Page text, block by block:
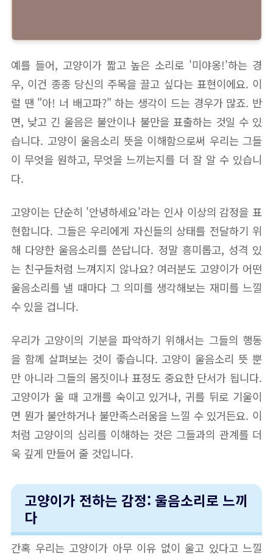
예를 들어, 고양이가 짧고 높은 소리로 '미야옹!'하는 경
우, 이건 종종 당신의 주목을 끌고 싶다는 표현이에요. 이
럴 땐 "아! 너 배고파?" 하는 생각이 드는 경우가 많죠. 반
면, 낮고 긴 울음은 불안이나 불만을 표출하는 것일 수 있
습니다. 고양이 울음소리 뜻을 이해함으로써 우리는 그들
이 무엇을 원하고, 무엇을 느끼는지를 더 잘 알 수 있습니
다.
고양이는 단순히 '안녕하세요'라는 인사 이상의 감정을 표
현합니다. 그들은 우리에게 자신들의 상태를 전달하기 위
해 다양한 울음소리를 쓴답니다. 정말 흥미롭고, 성격 있
는 친구들처럼 느껴지지 않나요? 여러분도 고양이가 어떤
울음소리를 낼 때마다 그 의미를 생각해보는 재미를 느낄
수 있을 겁니다.
우리가 고양이의 기분을 파악하기 위해서는 그들의 행동
을 함께 살펴보는 것이 좋습니다. 고양이 울음소리 뜻 뿐
만 아니라 그들의 몸짓이나 표정도 중요한 단서가 됩니다.
고양이가 울 때 고개를 숙이고 있거나, 귀를 뒤로 기울이
면 뭔가 불안하거나 불만족스러움을 느낄 수 있거든요. 이
처럼 고양이의 심리를 이해하는 것은 그들과의 관계를 더
욱 깊게 만들어 줄 것입니다.
고양이가 전하는 감정: 울음소리로 느끼
다
간혹 우리는 고양이가 아무 이유 없이 울고 있다고 느낄